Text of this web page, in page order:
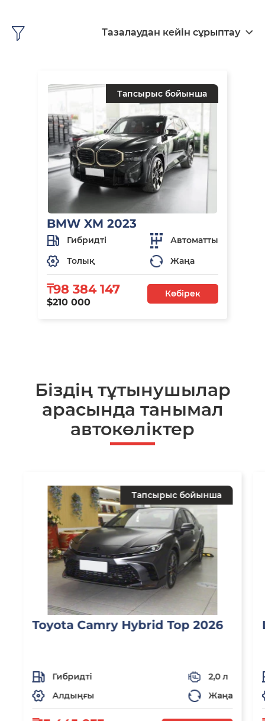
Тазалаудан кейін сұрыптау
Тапсырыс бойынша
BMW XM 2023
Гибридті
Автоматты
Толық
Жаңа
₸98 384 147
$210 000
Көбірек
Біздің тұтынушылар
арасында танымал
автокөліктер
Тапсырыс бойынша
Toyota Camry Hybrid Top 2026
Гибридті
2,0 л
Алдыңғы
Жаңа